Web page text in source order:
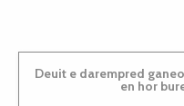
Deuit e darempred ganeomp pe deuit da welet ac'hanomp
en hor